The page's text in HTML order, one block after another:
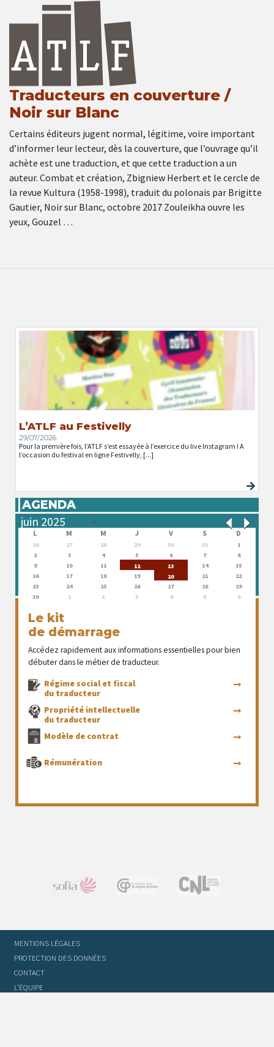
Traducteurs en couverture /
Noir sur Blanc
Certains éditeurs jugent normal, légitime, voire important
d’informer leur lecteur, dès la couverture, que l’ouvrage qu’il
achète est une traduction, et que cette traduction a un
auteur. Combat et création, Zbigniew Herbert et le cercle de
la revue Kultura (1958-1998), traduit du polonais par Brigitte
Gautier, Noir sur Blanc, octobre 2017 Zouleikha ouvre les
yeux, Gouzel …
L’ATLF au Festivelly
29/07/2026
Pour la première fois, l’ATLF s’est essayée à l’exercice du live Instagram ! A
l’occasion du festival en ligne Festivelly, [...]
AGENDA
L M M J V S D
26 27 28 29 30 31
1
2
3 4 5 6 7
8
9
10 11 12 13 14
15
16
17 18 19 20 21
22
23
24 25 26 27 28
29
30
1 2 3 4 5 6
Le kit
de démarrage
Accédez rapidement aux informations essentielles pour bien
débuter dans le métier de traducteur.
Régime social et fiscal
du traducteur
Propriété intellectuelle
du traducteur
Modèle de contrat
Rémunération
MENTIONS LÉGALES
PROTECTION DES DONNÉES
CONTACT
L’ÉQUIPE